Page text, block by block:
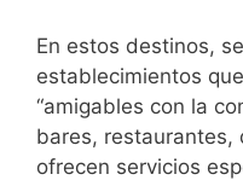
En estos destinos,
establecimientos
“amigables con la
bares, restaurantes,
ofrecen servicios